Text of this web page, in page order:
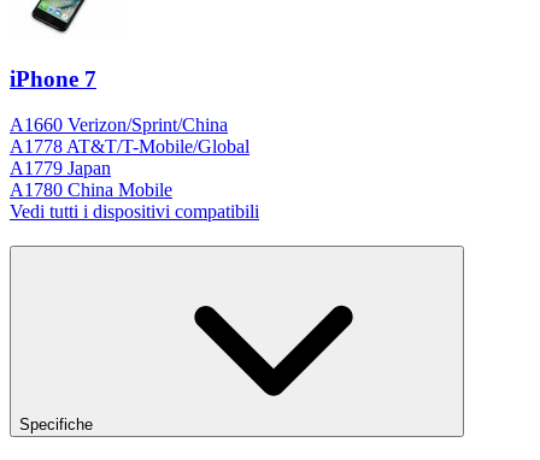
iPhone 7
A1660 Verizon/Sprint/China
A1778 AT&T/T-Mobile/Global
A1779 Japan
A1780 China Mobile
Vedi tutti i dispositivi compatibili
Specifiche